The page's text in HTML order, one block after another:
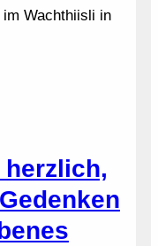
Wachthiisli in